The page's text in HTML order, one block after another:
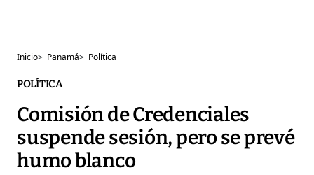
Inicio> Panamá> Política
POLÍTICA
Comisión de Credenciales
suspende sesión, pero se prevé
humo blanco